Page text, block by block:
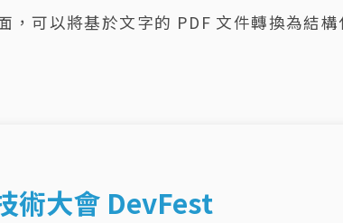
可以將基於文字的 PDF 文件轉換為結
術大會 DevFest